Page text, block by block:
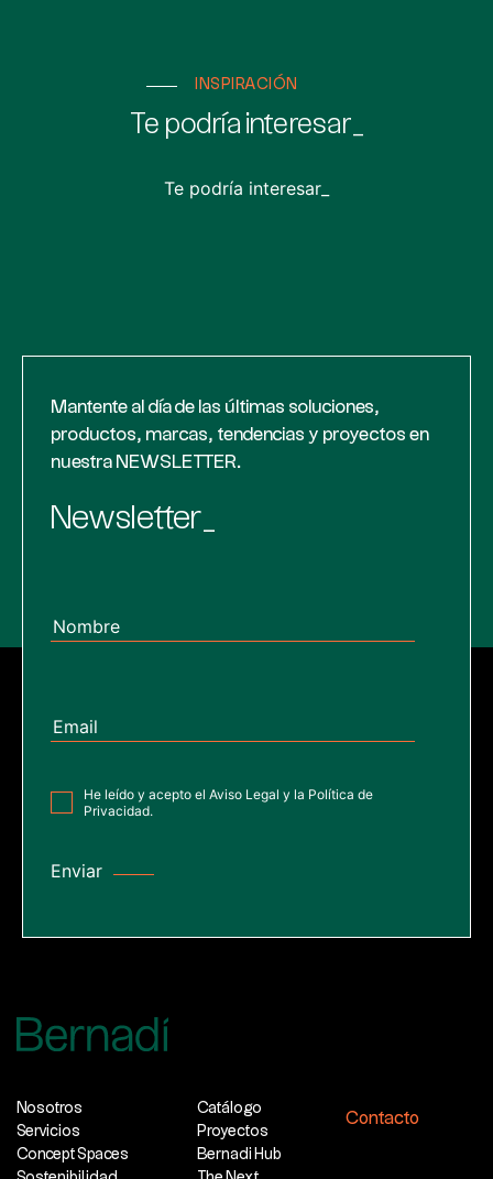
INSPIRACIÓN
Te podría interesar_
Te podría interesar_
Mantente al día de las últimas soluciones,
productos, marcas, tendencias y proyectos en
nuestra NEWSLETTER.
Newsletter_
He leído y acepto el Aviso Legal y la Política de
Privacidad.
Nosotros
Servicios
Concept Spaces
Catálogo
Proyectos
Bernadi Hub
Contacto